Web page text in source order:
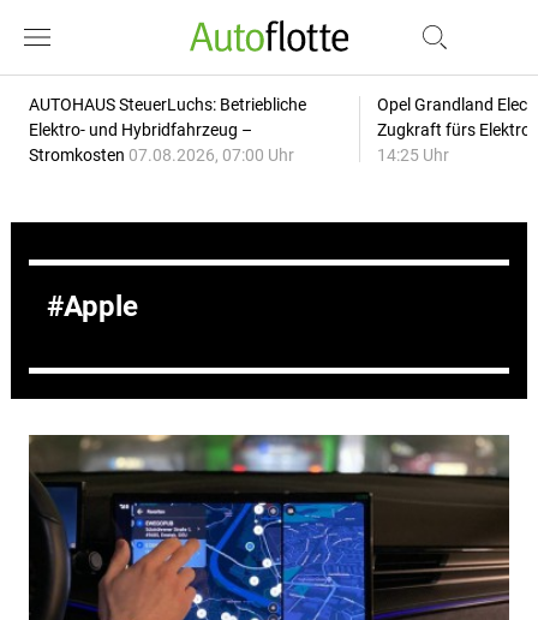
AUTOHAUS SteuerLuchs: Betriebliche
Elektro- und Hybridfahrzeug –
Stromkosten 07.08.2026, 07:00 Uhr
Opel Grandland
Zugkraft fürs
14:25 Uhr
Apple